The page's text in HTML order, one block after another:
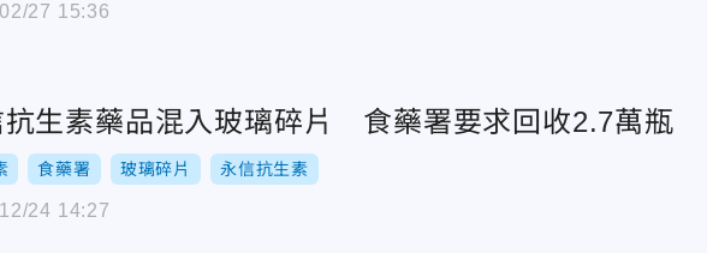
27 15:36
抗生素藥品混入玻璃碎片 食藥署要求回收2.7萬瓶
食藥署 玻璃碎片 永信抗生素
24 14:27